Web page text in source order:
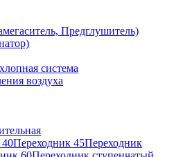
Предглушитель)
система
воздуха
Переходник 45Переходник